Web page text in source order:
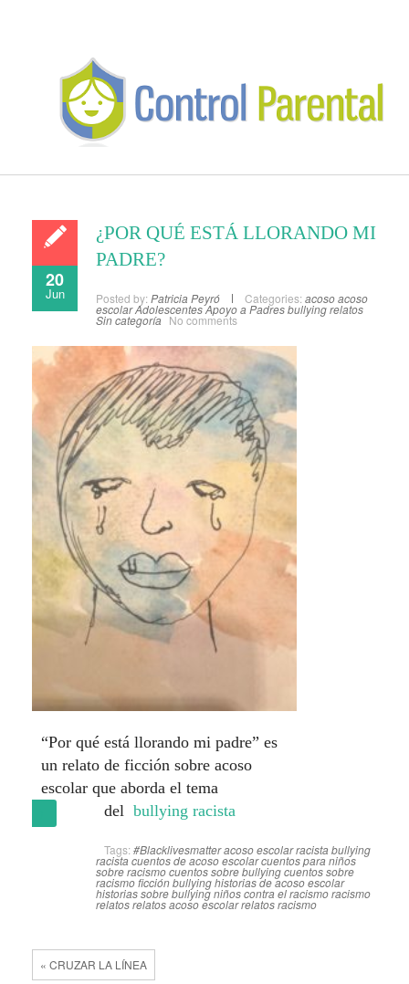
20
Jun
¿POR QUÉ ESTÁ LLORANDO MI
PADRE?
Posted by: Patricia Peyró Categories: acosoacoso
escolarAdolescentesApoyo a Padresbullyingrelatos
Sin categoría No comments
“Por qué está llorando mi padre” es
un relato de ficción sobre acoso
escolar que aborda el tema
del bullying racista
Tags: #Blacklivesmatteracoso escolar racista bullying
racista cuentos de acoso escolarcuentos para niños
sobre racismocuentos sobre bullyingcuentos sobre
racismoficción bullyinghistorias de acoso escolar
historias sobre bullyingniños contra el racismoracismo
relatosrelatos acoso escolarrelatos racismo
« CRUZAR LA LÍNEA